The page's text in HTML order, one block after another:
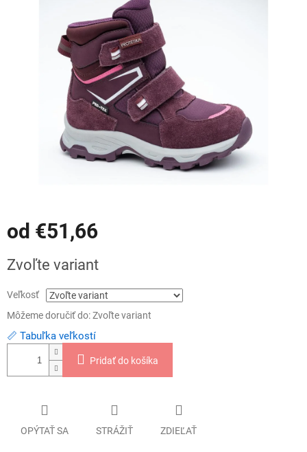
od €51,66
cena:
Zvoľte variant
Veľkosť
Môžeme doručiť do:Zvoľte variant
📏 Tabuľka veľkostí
Pridať do košíka
OPÝTAŤ SA STRÁŽIŤ ZDIEĽAŤ